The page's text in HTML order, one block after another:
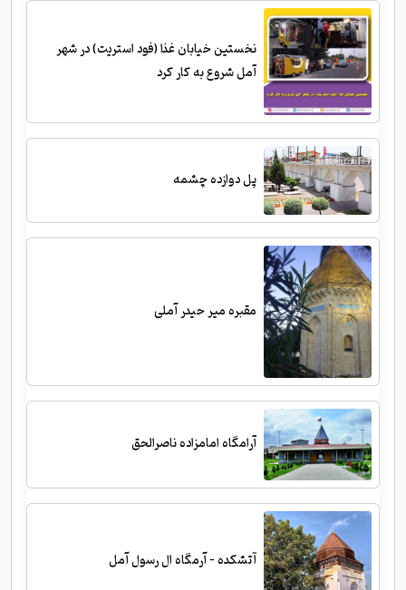
نخستین خیابان غذا (فود استریت) در شهر
آمل شروع به کار کرد
پل دوازده چشمه
مقبره میر حیدر آملی
آرامگاه امامزاده ناصرالحق
آتشکده - آرمگاه ال رسول آمل